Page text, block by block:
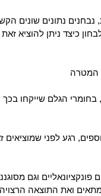
נתונים שונים
כיצד ניתן להוציא זאת
המטרה
הגלם שייקחו בכך
רגע לפני
וגם
ואת התוצאה הרצויה